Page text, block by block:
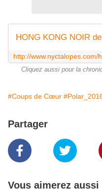
Cliquez aussi pour la
#Coups de Cœur
Partager
Vous aimerez aussi